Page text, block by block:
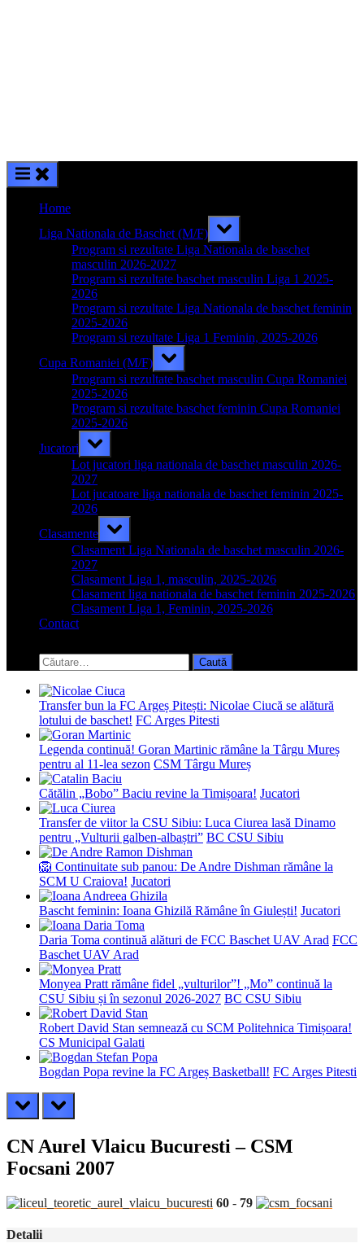
Home
Liga Nationala de Baschet (M/F)
Toggle
sub-
menu
Program si rezultate Liga Nationala de baschet
masculin 2026-2027
Program si rezultate baschet masculin Liga 1 2025-
2026
Program si rezultate Liga Nationala de baschet feminin
2025-2026
Program si rezultate Liga 1 Feminin, 2025-2026
Cupa Romaniei (M/F)
Toggle
sub-
menu
Program si rezultate baschet masculin Cupa Romaniei
2025-2026
Program si rezultate baschet feminin Cupa Romaniei
2025-2026
Jucatori
Toggle
sub-
menu
Lot jucatori liga nationala de baschet masculin 2026-
2027
Lot jucatoare liga nationala de baschet feminin 2025-
2026
Clasamente
Toggle
sub-
menu
Clasament Liga Nationala de baschet masculin 2026-
2027
Clasament Liga 1, masculin, 2025-2026
Clasament liga nationala de baschet feminin 2025-2026
Clasament Liga 1, Feminin, 2025-2026
Contact
search
form
Caută
după:
Transfer bun la FC Argeș Pitești: Nicolae Ciucă se alătură
lotului de baschet! FC Arges Pitesti
Legenda continuă! Goran Martinic rămâne la Târgu Mureș
pentru al 11-lea sezon CSM Târgu Mureș
Cătălin „Bobo” Baciu revine la Timișoara! Jucatori
Transfer de viitor la CSU Sibiu: Luca Ciurea lasă Dinamo
pentru „Vulturii galben-albaștri” BC CSU Sibiu
🦁 Continuitate sub panou: De Andre Dishman rămâne la
SCM U Craiova! Jucatori
Bascht feminin: Ioana Ghizilă Rămâne în Giulești! Jucatori
Daria Toma continuă alături de FCC Baschet UAV Arad FCC
Baschet UAV Arad
Monyea Pratt rămâne fidel „vulturilor”! „Mo” continuă la
CSU Sibiu și în sezonul 2026-2027 BC CSU Sibiu
Robert David Stan semnează cu SCM Politehnica Timișoara!
CS Municipal Galati
Bogdan Popa revine la FC Argeș Basketball! FC Arges Pitesti
prev next
CN Aurel Vlaicu Bucuresti – CSM
Focsani 2007
60 - 79
Detalii